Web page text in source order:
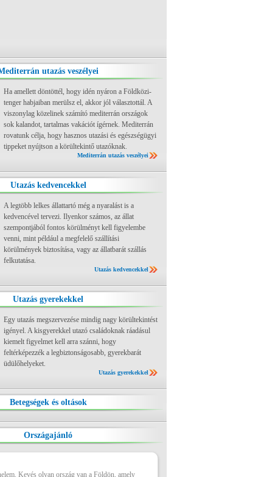
utazás veszélyei
Ha amellett döntöttél, hogy idén nyáron a Földközi-
tenger habjaiban merülsz el, akkor jól választottál. A
viszonylag közelinek számító mediterrán országok
sok kalandot, tartalmas vakációt ígérnek. Mediterrán
rovatunk célja, hogy hasznos utazási és egészségügyi
tippeket nyújtson a körültekintő utazóknak.
Mediterrán utazás veszélyei
Utazás kedvencekkel
A legtöbb lelkes állattartó még a nyaralást is a
kedvencével tervezi. Ilyenkor számos, az állat
szempontjából fontos körülményt kell figyelembe
venni, mint például a megfelelő szállítási
körülmények biztosítása, vagy az állatbarát szállás
felkutatása.
Utazás kedvencekkel
Utazás gyerekekkel
Egy utazás megszervezése mindig nagy körültekintést
igényel. A kisgyerekkel utazó családoknak ráadásul
kiemelt figyelmet kell arra szánni, hogy
feltérképezzék a legbiztonságosabb, gyerekbarát
üdülőhelyeket.
Utazás gyerekekkel
Betegségek és oltások
Országajánló
Kevés olyan ország van a Földön, amely